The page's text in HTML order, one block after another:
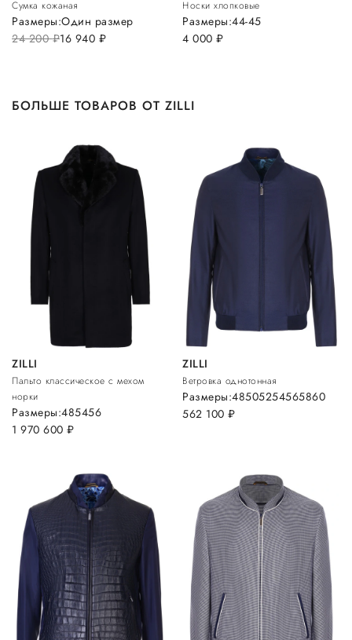
Сумка кожаная
24 200руб.16 940 руб.
Размеры:Один размер
Носки хлопковые
4 000руб.
Размеры:44-45
БОЛЬШЕ ТОВАРОВ ОТ ZILLI
ZILLI
Пальто классическое с мехом
норки
1 970 600 руб.
Размеры:485456
ZILLI
Ветровка однотонная
562 100руб.
Размеры:48505254565860